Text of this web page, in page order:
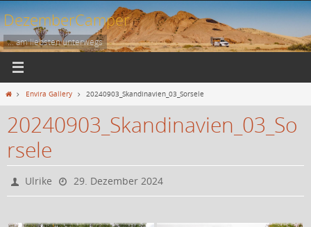
Zum
Inhalt
springen
DezemberCamper
... am liebsten unterwegs
StartEnvira Gallery 20240903_Skandinavien_03_Sorsele
20240903_Skandinavien_03_So
rsele
Ulrike 29. Dezember 2024